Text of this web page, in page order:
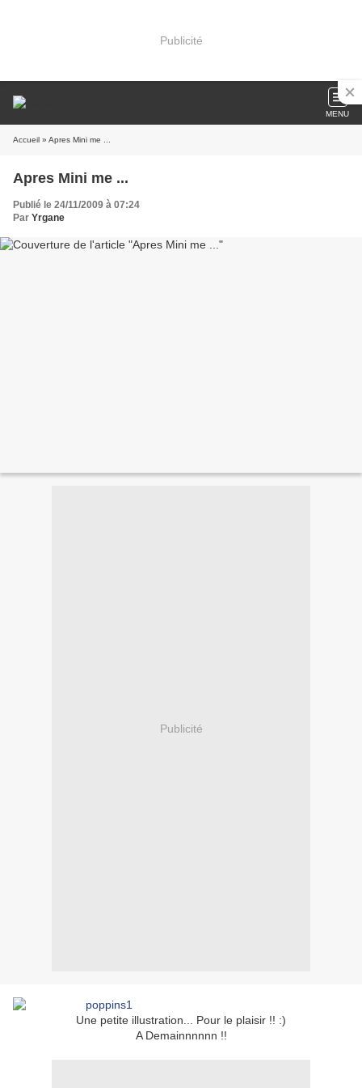
Publicité
MENU
Accueil » Apres Mini me ...
Apres Mini me ...
Publié le 24/11/2009 à 07:24
Par Yrgane
Publicité
Une petite illustration... Pour le plaisir !! :)
A Demainnnnnn !!